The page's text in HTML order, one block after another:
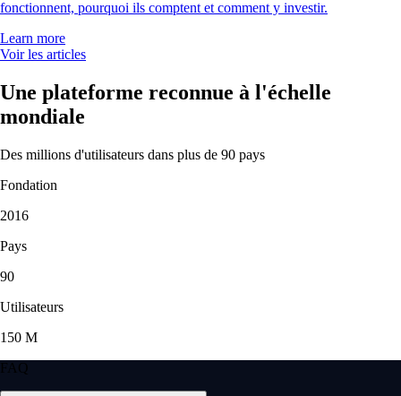
« Après avoir testé Coinbase, Robinhood et Kraken, Crypto.com est la
4 ans, sans aucun souci. »
« J'utilise l'app depuis 5 ans. Elle était déjà simple et axée crypto, mais
L'interface reste fluide et très intuitive. »
-Utilisateur vérifié
Ces avis sont personnels et non rémunérés sans garantie de résultats
comporte des risques et la valeur peut monter ou descendre.
Télécharger l'app